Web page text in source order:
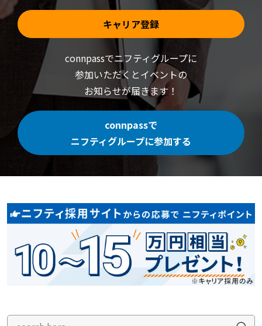
キャリア登録
connpassでニフティグループに
参加いただくとイベントの
お知らせが届きます！
connpassで
ニフティグループに参加する